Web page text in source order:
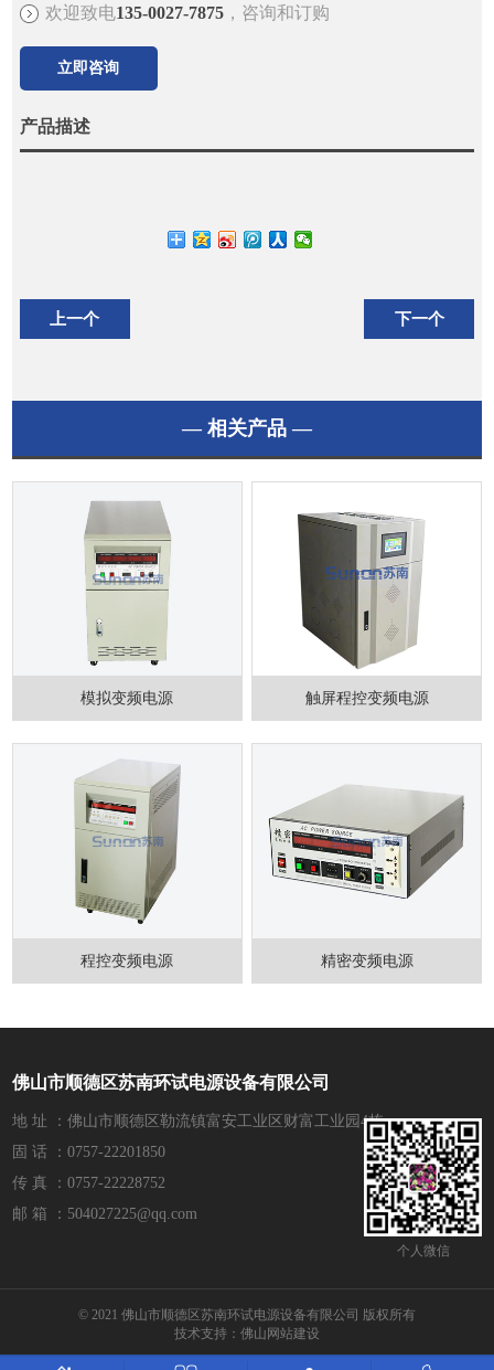
欢迎致电135-0027-7875，咨询和订购
立即咨询
产品描述
上一个 下一个
— 相关产品 —
模拟变频电源 触屏程控变频电源
程控变频电源 精密变频电源
佛山市顺德区苏南环试电源设备有限公司
地 址 ：佛山市顺德区勒流镇富安工业区财富工业园4栋
固 话 ：0757-22201850
传 真 ：0757-22228752
邮 箱 ：504027225@qq.com
个人微信
© 2021 佛山市顺德区苏南环试电源设备有限公司 版权所有
技术支持： 佛山网站建设